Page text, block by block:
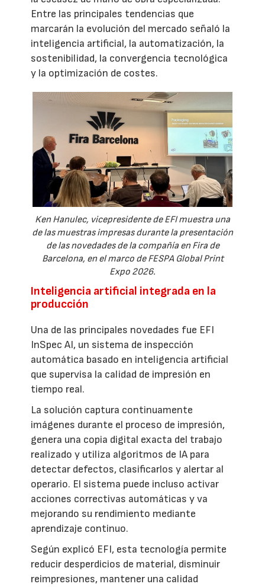
Entre las principales tendencias que
marcarán la evolución del mercado señaló la
inteligencia artificial, la automatización, la
sostenibilidad, la convergencia tecnológica
y la optimización de costes.
Ken Hanulec, vicepresidente de EFI muestra una
de las muestras impresas durante la presentación
de las novedades de la compañía en Fira de
Barcelona, en el marco de FESPA Global Print
Expo 2026.
Inteligencia artificial integrada en la
producción
Una de las principales novedades fue EFI
InSpec AI, un sistema de inspección
automática basado en inteligencia artificial
que supervisa la calidad de impresión en
tiempo real.
La solución captura continuamente
imágenes durante el proceso de impresión,
genera una copia digital exacta del trabajo
realizado y utiliza algoritmos de IA para
detectar defectos, clasificarlos y alertar al
operario. El sistema puede incluso activar
acciones correctivas automáticas y va
mejorando su rendimiento mediante
aprendizaje continuo.
Según explicó EFI, esta tecnología permite
reducir desperdicios de material, disminuir
reimpresiones, mantener una calidad